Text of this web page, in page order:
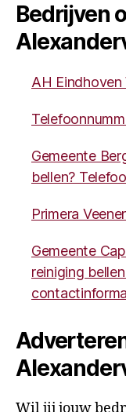
Bedrijven
AH
Gemeente
bellen?
Primera
Gemeente
reiniging